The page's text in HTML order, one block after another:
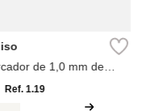
de 1,0 mm de
Ref. 1.19